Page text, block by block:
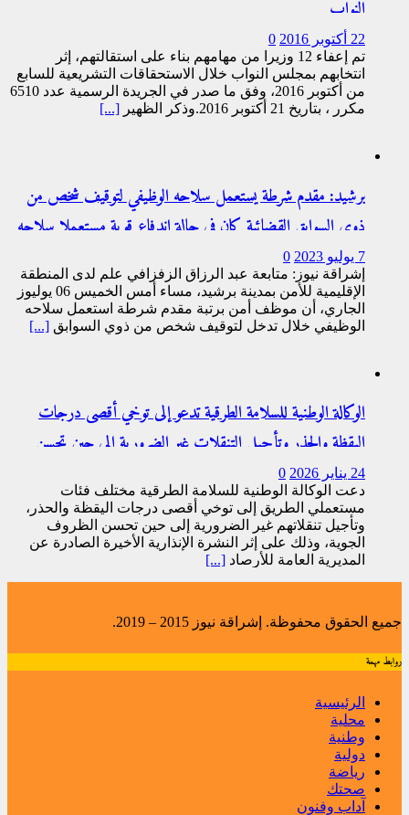
النواب
22 أكتوبر 2016
0
تم إعفاء 12 وزيرا من مهامهم بناء على استقالتهم، إثر
انتخابهم بمجلس النواب خلال الاستحقاقات التشريعية للسابع
من أكتوبر 2016، وفق ما صدر في الجريدة الرسمية عدد 6510
مكرر ، بتاريخ 21 أكتوبر 2016.وذكر الظهير
[...]
برشيد: مقدم شرطة يستعمل سلاحه الوظيفي لتوقيف شخص من
ذوي السوابق القضائية كان في حالة اندفاع قوية مستعملا سلاحه
الأبيض وكلب شرش
7 يوليو 2023
0
إشراقة نيوز: متابعة عبد الرزاق الزفزافي علم لدى المنطقة
الإقليمية للأمن بمدينة برشيد، مساء أمس الخميس 06 يوليوز
الجاري، أن موظف أمن برتبة مقدم شرطة استعمل سلاحه
الوظيفي خلال تدخل لتوقيف شخص من ذوي السوابق [...]
الوكالة الوطنية للسلامة الطرقية تدعو إلى توخي أقصى درجات
اليقظة والحذر وتأجيل التنقلات غير الضرورية إلى حين تحسن
الظروف الجوية
24 يناير 2026
0
دعت الوكالة الوطنية للسلامة الطرقية مختلف فئات
مستعملي الطريق إلى توخي أقصى درجات اليقظة والحذر،
وتأجيل تنقلاتهم غير الضرورية إلى حين تحسن الظروف
الجوية، وذلك على إثر النشرة الإنذارية الأخيرة الصادرة عن
المديرية العامة للأرصاد [...]
جميع الحقوق محفوظة. إشراقة نيوز 2015 – 2019.
روابط مهمة
الرئيسية
محلية
وطنية
دولية
رياضة
صحتك
آداب وفنون